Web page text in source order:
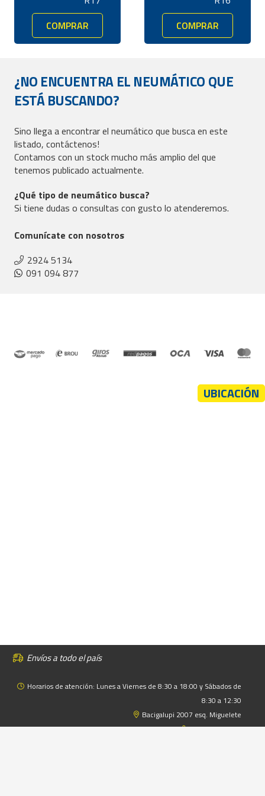
COMPRAR
COMPRAR
¿NO ENCUENTRA EL NEUMÁTICO QUE
ESTÁ BUSCANDO?
Sino llega a encontrar el neumático que busca en este
listado, contáctenos!
Contamos con un stock mucho más amplio del que
tenemos publicado actualmente.
¿Qué tipo de neumático busca?
Si tiene dudas o consultas con gusto lo atenderemos.
Comunícate con nosotros
2924 5134
091 094 877
UBICACIÓN
Envíos a todo el país
Horarios de atención: Lunes a Viernes de 8:30 a 18:00 y Sábados de
8:30 a 12:30
Bacigalupi 2007 esq. Miguelete
+598 2924 5134